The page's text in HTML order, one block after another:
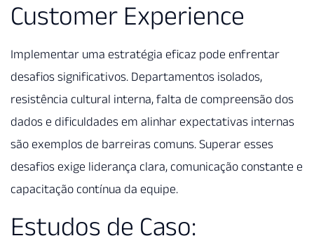
Customer Experience
Implementar uma estratégia eficaz pode enfrentar
desafios significativos. Departamentos isolados,
resistência cultural interna, falta de compreensão dos
dados e dificuldades em alinhar expectativas internas
são exemplos de barreiras comuns. Superar esses
desafios exige liderança clara, comunicação constante e
capacitação contínua da equipe.
Estudos de Caso: